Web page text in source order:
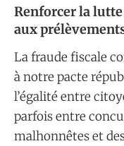
​Renforcer la
aux
La fraude fiscale
à notre pacte
l’égalité entre
parfois entre
malhonnêtes et